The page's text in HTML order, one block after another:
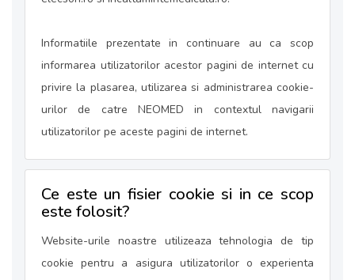
Informatiile prezentate in continuare au ca scop
informarea utilizatorilor acestor pagini de internet cu
privire la plasarea, utilizarea si administrarea cookie-
urilor de catre NEOMED in contextul navigarii
utilizatorilor pe aceste pagini de internet.
Ce este un fisier cookie si in ce scop
este folosit?
Website-urile noastre utilizeaza tehnologia de tip
cookie pentru a asigura utilizatorilor o experienta